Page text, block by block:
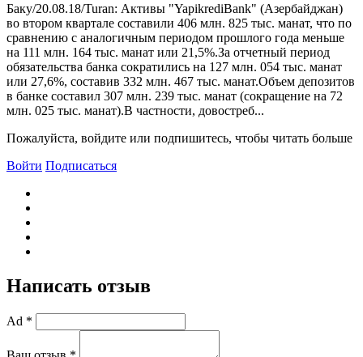
Баку/20.08.18/Turan: Активы "YapikrediBank" (Азербайджан)
во втором квартале составили 406 млн. 825 тыс. манат, что по
сравнению с аналогичным периодом прошлого года меньше
на 111 млн. 164 тыс. манат или 21,5%.За отчетный период
обязательства банка сократились на 127 млн. 054 тыс. манат
или 27,6%, составив 332 млн. 467 тыс. манат.Объем депозитов
в банке составил 307 млн. 239 тыс. манат (сокращение на 72
млн. 025 тыс. манат).B частности, довостреб...
Пожалуйста, войдите или подпишитесь, чтобы читать больше
Войти Подписаться
Написать отзыв
Ad *